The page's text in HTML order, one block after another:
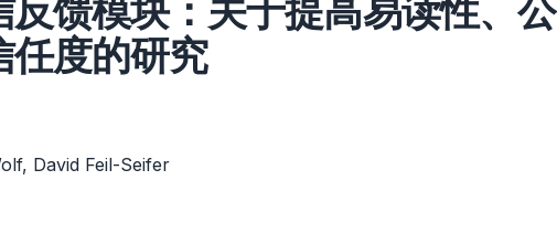
馈模块：关于提高易读性、公
任度的研究
David Feil-Seifer